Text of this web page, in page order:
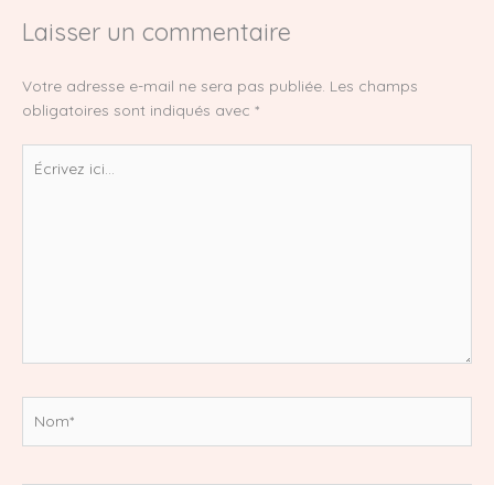
Laisser un commentaire
Votre adresse e-mail ne sera pas publiée. Les champs
obligatoires sont indiqués avec *
ici…